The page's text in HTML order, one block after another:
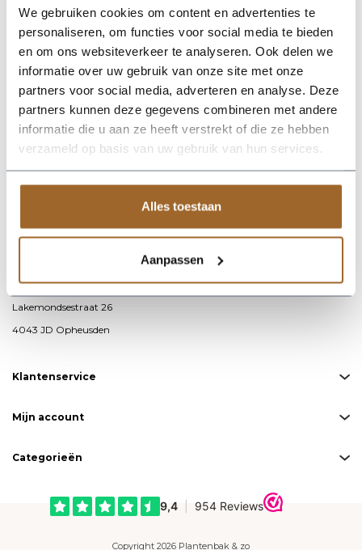
We gebruiken cookies om content en advertenties te
personaliseren, om functies voor social media te bieden
en om ons websiteverkeer te analyseren. Ook delen we
informatie over uw gebruik van onze site met onze
partners voor social media, adverteren en analyse. Deze
partners kunnen deze gegevens combineren met andere
informatie die u aan ze heeft verstrekt of die ze hebben
verzameld op basis van uw gebruik van hun services.
Alles toestaan
Aanpassen
085 – 487 19 00
BTW-nummer: NL860691871B01
Lakemondsestraat 26
4043 JD Opheusden
Klantenservice
Mijn account
Categorieën
Copyright 2026 Plantenbak & zo